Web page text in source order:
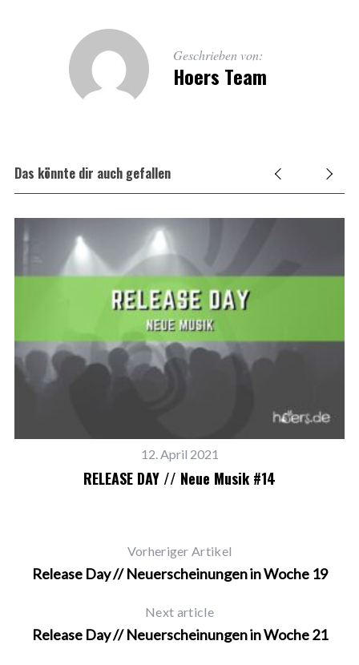
Geschrieben von:
Hoers Team
Das könnte dir auch gefallen
12. April 2021
RELEASE DAY // Neue Musik #14
Vorheriger Artikel
Release Day // Neuerscheinungen in Woche 19
Next article
Release Day // Neuerscheinungen in Woche 21